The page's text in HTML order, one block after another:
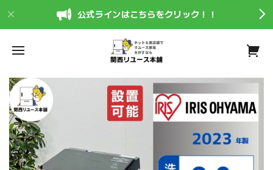
公式ラインはこちらをクリック！！